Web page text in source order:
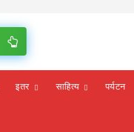
इतर साहित्य पर्यटन